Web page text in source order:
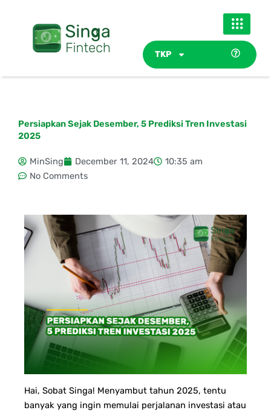
TKP
Persiapkan Sejak Desember, 5 Prediksi Tren Investasi
2025
MinSing December 11, 2024
10:35 am
No Comments
Hai, Sobat Singa! Menyambut tahun 2025, tentu
banyak yang ingin memulai perjalanan investasi atau